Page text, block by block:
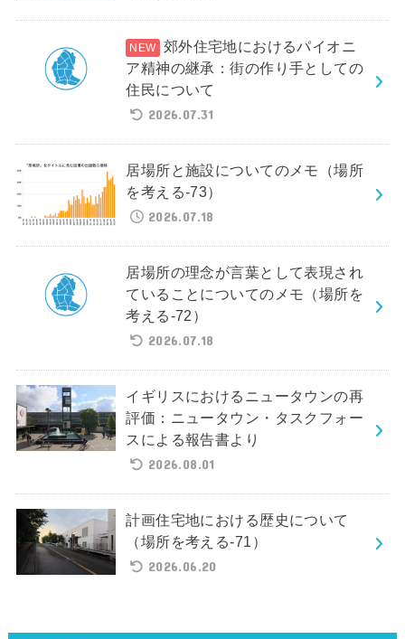
郊外住宅地におけるパイオニ
ア精神の継承：街の作り手としての
住民について
2026.07.31
居場所と施設についてのメモ（場所
を考える-73）
2026.07.18
居場所の理念が言葉として表現され
ていることについてのメモ（場所を
考える-72）
2026.07.18
イギリスにおけるニュータウンの再
評価：ニュータウン・タスクフォー
スによる報告書より
2026.08.01
計画住宅地における歴史について
（場所を考える-71）
2026.06.20